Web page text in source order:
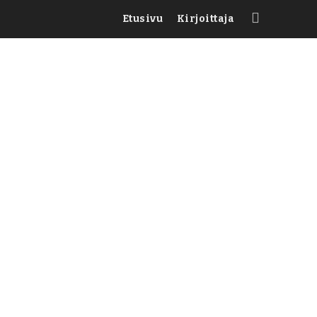
Etusivu Kirjoittaja